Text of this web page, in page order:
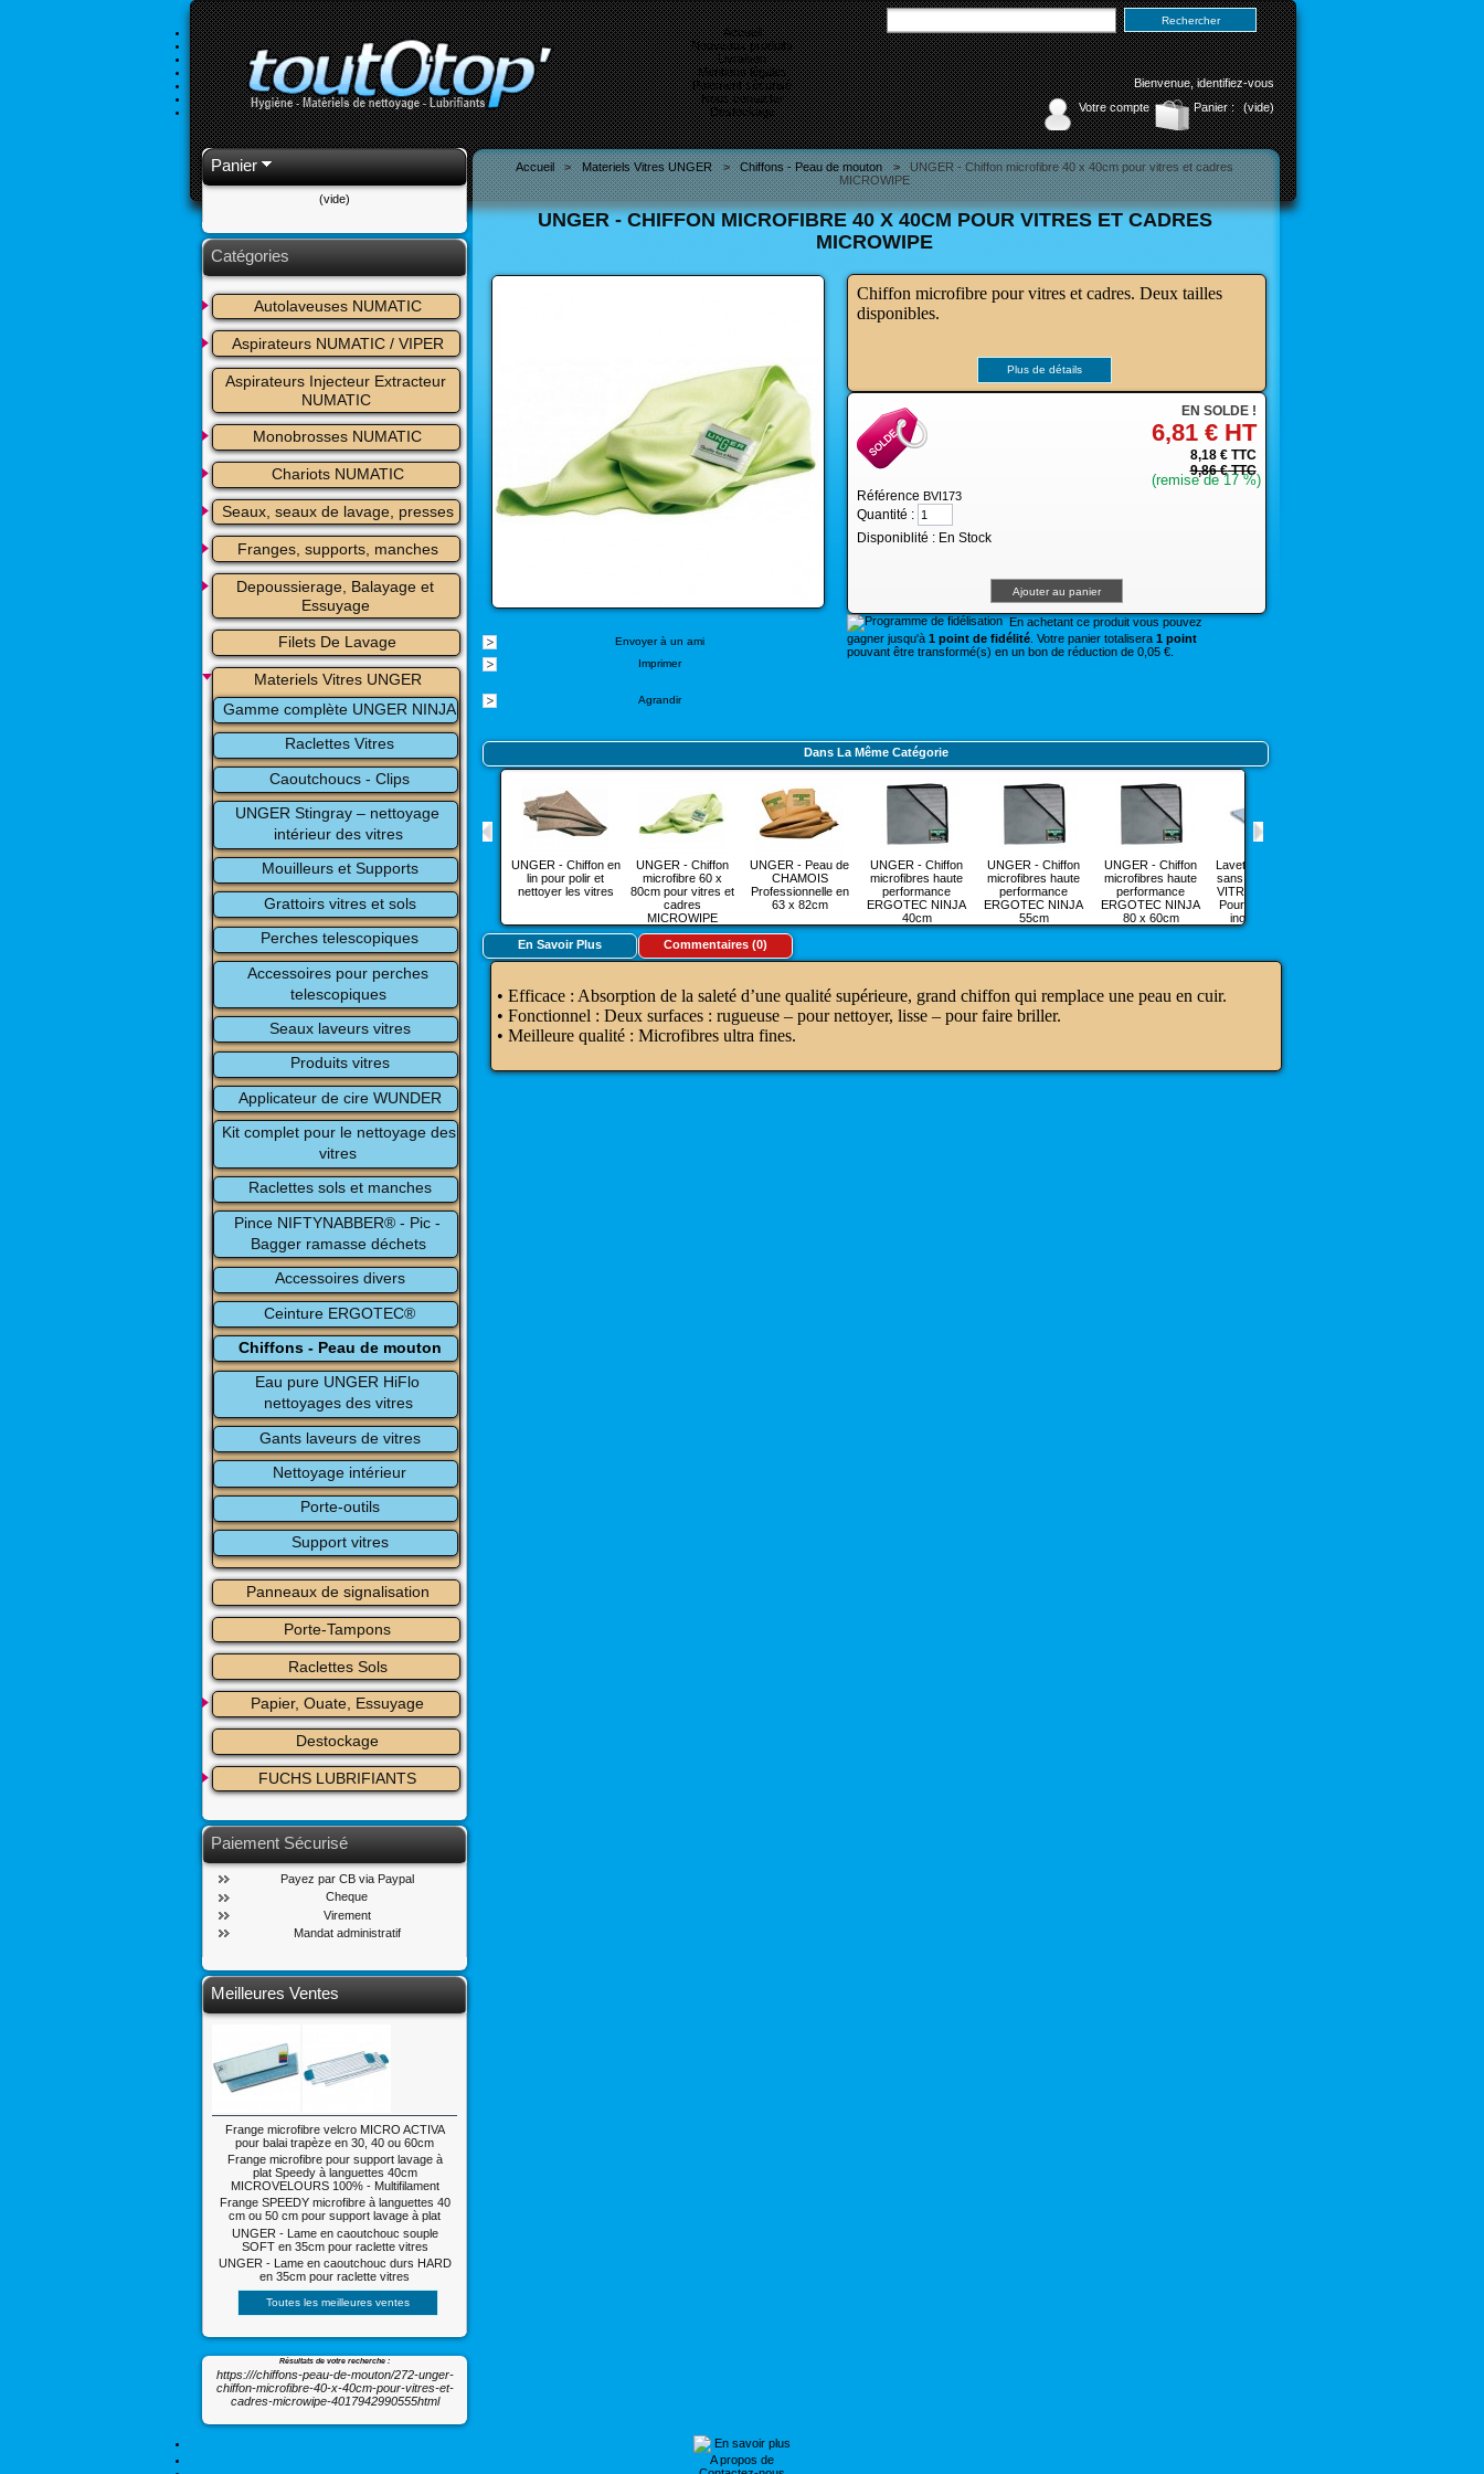
Bienvenue,identifiez-vous
Panier :
(vide)
Votre compte
Accueil
Nouveaux produits
Livraison
Mentions légales
Paiement sécurisé
Nous contacter
Destockage
Panier
(vide)
Catégories
Autolaveuses NUMATIC
Aspirateurs NUMATIC / VIPER
Aspirateurs Injecteur Extracteur
NUMATIC
Monobrosses NUMATIC
Chariots NUMATIC
Seaux, seaux de lavage, presses
Franges, supports, manches
Depoussierage, Balayage et
Essuyage
Filets De Lavage
Materiels Vitres UNGER
Gamme complète UNGER NINJA
Raclettes Vitres
Caoutchoucs - Clips
UNGER Stingray – nettoyage
intérieur des vitres
Mouilleurs et Supports
Grattoirs vitres et sols
Perches telescopiques
Accessoires pour perches
telescopiques
Seaux laveurs vitres
Produits vitres
Applicateur de cire WUNDER
Kit complet pour le nettoyage des
vitres
Raclettes sols et manches
Pince NIFTYNABBER® - Pic -
Bagger ramasse déchets
Accessoires divers
Ceinture ERGOTEC®
Chiffons - Peau de mouton
Eau pure UNGER HiFlo
nettoyages des vitres
Gants laveurs de vitres
Nettoyage intérieur
Porte-outils
Support vitres
Panneaux de signalisation
Porte-Tampons
Raclettes Sols
Papier, Ouate, Essuyage
Destockage
FUCHS LUBRIFIANTS
Paiement Sécurisé
Payez par CB via Paypal
Cheque
Virement
Mandat administratif
Meilleures Ventes
Frange microfibre velcro MICRO ACTIVA
pour balai trapèze en 30, 40 ou 60cm
Frange microfibre pour support lavage à
plat Speedy à languettes 40cm
MICROVELOURS 100% - Multifilament
Frange SPEEDY microfibre à languettes 40
cm ou 50 cm pour support lavage à plat
UNGER - Lame en caoutchouc souple
SOFT en 35cm pour raclette vitres
UNGER - Lame en caoutchouc durs HARD
en 35cm pour raclette vitres
Toutes les meilleures ventes
Résultats de votre recherche :
https:///chiffons-peau-de-mouton/272-unger-
chiffon-microfibre-40-x-40cm-pour-vitres-et-
cadres-microwipe-4017942990555html
Accueil > Materiels Vitres UNGER > Chiffons - Peau de mouton > UNGER - Chiffon microfibre 40 x 40cm pour vitres et cadres
MICROWIPE
UNGER - CHIFFON MICROFIBRE 40 X 40CM POUR VITRES ET CADRES
MICROWIPE
Envoyer à un ami
Imprimer
Agrandir
Chiffon microfibre pour vitres et cadres. Deux tailles
disponibles.
Plus de détails
EN SOLDE !
6,81 €HT
8,18 €TTC
9,86 €TTC
(remise de17%)
RéférenceBVI173
Quantité :
Disponiblité : En Stock
En achetant ce produit vous pouvez
gagner jusqu'à 1 point de fidélité . Votre panier totalisera 1 point
pouvant être transformé(s) en un bon de réduction de 0,05 €.
Dans La Même Catégorie
UNGER - Chiffon en
lin pour polir et
nettoyer les vitres
UNGER - Chiffon
microfibre 60 x
80cm pour vitres et
cadres
MICROWIPE
UNGER - Peau de
CHAMOIS
Professionnelle en
63 x 82cm
UNGER - Chiffon
microfibres haute
performance
ERGOTEC NINJA
40cm
UNGER - Chiffon
microfibres haute
performance
ERGOTEC NINJA
55cm
UNGER - Chiffon
microfibres haute
performance
ERGOTEC NINJA
80 x 60cm
Lavette d'essuyage
sans trace MICRO
VITRE 39 x 39cm -
Pour vitres, miroir,
inox, Cristal,...
En Savoir Plus Commentaires (0)
• Efficace : Absorption de la saleté d’une qualité supérieure, grand chiffon qui remplace une peau en cuir.
• Fonctionnel : Deux surfaces : rugueuse – pour nettoyer, lisse – pour faire briller.
• Meilleure qualité : Microfibres ultra fines.
En savoir plus
A propos de